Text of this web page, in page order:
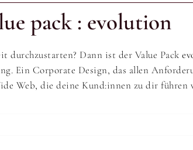
pack : evolution
durchzustarten? Dann ist der Value Pack
Ein Corporate Design, das allen
Web, die deine Kund:innen zu dir führen